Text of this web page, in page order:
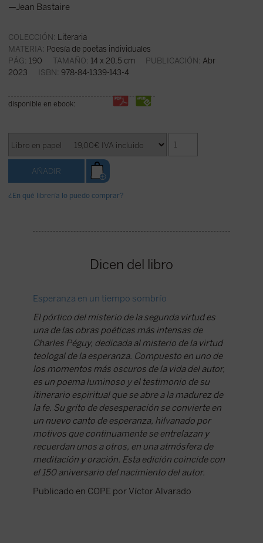
—Jean Bastaire
COLECCIÓN: Literaria
MATERIA: Poesía de poetas individuales
PÁG: 190 TAMAÑO: 14 x 20,5 cm PUBLICACIÓN: Abr
2023 ISBN: 978-84-1339-143-4
disponible en ebook:
¿En qué librería lo puedo comprar?
Dicen del libro
Esperanza en un tiempo sombrío
El pórtico del misterio de la segunda virtud es
una de las obras poéticas más intensas de
Charles Péguy, dedicada al misterio de la virtud
teologal de la esperanza. Compuesto en uno de
los momentos más oscuros de la vida del autor,
es un poema luminoso y el testimonio de su
itinerario espiritual que se abre a la madurez de
la fe. Su grito de desesperación se convierte en
un nuevo canto de esperanza, hilvanado por
motivos que continuamente se entrelazan y
recuerdan unos a otros, en una atmósfera de
meditación y oración. Esta edición coincide con
el 150 aniversario del nacimiento del autor.
Publicado en COPE por Víctor Alvarado